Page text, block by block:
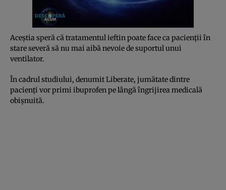
Aceștia speră că tratamentul ieftin poate face ca pacienții în
stare severă să nu mai aibă nevoie de suportul unui
ventilator.
În cadrul studiului, denumit Liberate, jumătate dintre
pacienți vor primi ibuprofen pe lângă îngrijirea medicală
obișnuită.